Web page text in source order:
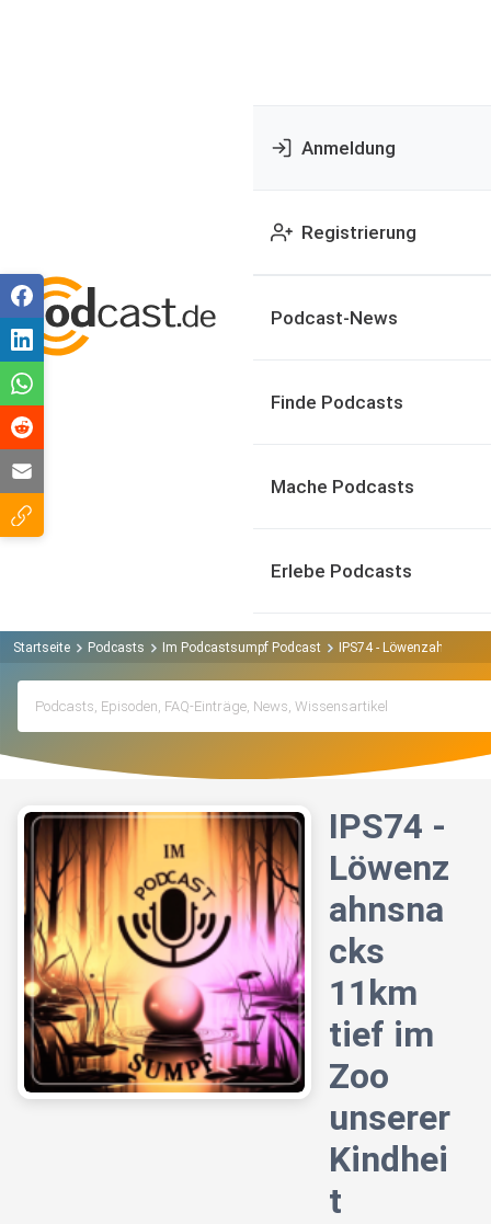
Anmeldung
Registrierung
Podcast-News
Finde Podcasts
Mache Podcasts
Erlebe Podcasts
Startseite Podcasts Im Podcastsumpf Podcast IPS74 -
IPS74 -
Löwenz
ahnsna
cks
11km
tief im
Zoo
unserer
Kindhei
t